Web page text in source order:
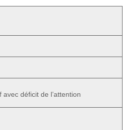
déficit de l’attention